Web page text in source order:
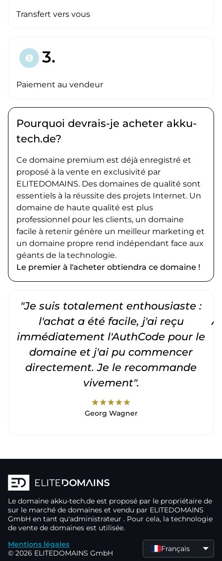
Transfert vers vous
paid 3.
Paiement au vendeur
Pourquoi devrais-je acheter akku-
tech.de?
Ce domaine premium est déjà enregistré et
proposé à la vente en exclusivité par
ELITEDOMAINS. Des domaines de qualité sont
essentiels à la réussite des projets Internet. Un
domaine de haute qualité est plus
professionnel pour les clients, un domaine
facile à retenir génère un meilleur marketing et
un domaine propre rend indépendant face aux
géants de la technologie.
Le premier à l'acheter obtiendra ce domaine !
"Je suis totalement enthousiaste :
l'achat a été facile, j'ai reçu
immédiatement l'AuthCode pour le
domaine et j'ai pu commencer
directement. Je le recommande
vivement".
starstarstarstarstar
Georg Wagner
Le domaine akku-tech.de est proposé par le propriétaire de
sur le marché de domaines et vendu par ELITEDOMAINS
GmbH en tant qu'administrateur . Pour cela, la technologie
de vente de domaines est utilisée.
Mentions légales
© 2026 ELITEDOMAINS GmbH
Français